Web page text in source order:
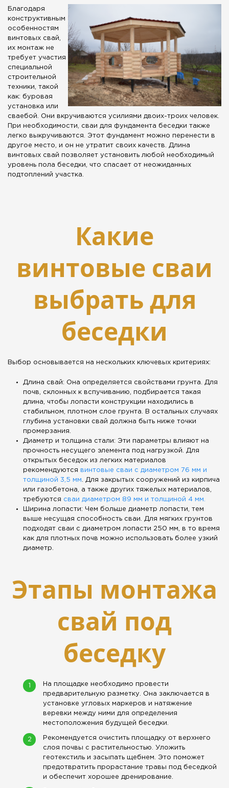
Благодаря
конструктивным
особенностям
винтовых свай,
их монтаж не
требует участия
специальной
строительной
техники, такой
как: буровая
установка или
сваебой. Они вкручиваются усилиями двоих-троих человек.
При необходимости, сваи для фундамента беседки также
легко выкручиваются. Этот фундамент можно перенести в
другое место, и он не утратит своих качеств. Длина
винтовых свай позволяет установить любой необходимый
уровень пола беседки, что спасает от неожиданных
подтоплений участка.
Какие
винтовые сваи
выбрать для
беседки
Выбор основывается на нескольких ключевых критериях:
Длина свай: Она определяется свойствами грунта. Для
почв, склонных к вспучиванию, подбирается такая
длина, чтобы лопасти конструкции находились в
стабильном, плотном слое грунта. В остальных случаях
глубина установки свай должна быть ниже точки
промерзания.
Диаметр и толщина стали: Эти параметры влияют на
прочность несущего элемента под нагрузкой. Для
открытых беседок из легких материалов
рекомендуются винтовые сваи с диаметром 76 мм и
толщиной 3,5 мм . Для закрытых сооружений из кирпича
или газобетона, а также других тяжелых материалов,
требуются сваи диаметром 89 мм и толщиной 4 мм.
Ширина лопасти: Чем больше диаметр лопасти, тем
выше несущая способность сваи. Для мягких грунтов
подходят сваи с диаметром лопасти 250 мм, в то время
как для плотных почв можно использовать более узкий
диаметр.
Этапы монтажа
свай под
беседку
На площадке необходимо провести
предварительную разметку. Она заключается в
установке угловых маркеров и натяжение
веревки между ними для определения
местоположения будущей беседки.
Рекомендуется очистить площадку от верхнего
слоя почвы с растительностью. Уложить
геотекстиль и засыпать щебнем. Это поможет
предотвратить прорастание травы под беседкой
и обеспечит хорошее дренирование.